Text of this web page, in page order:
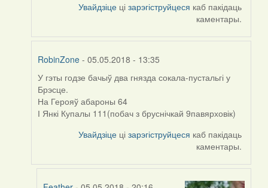
Feather
Увайдзіце цізарэгіструйцеся каб пакідаць
каментары.
RobinZone - 05.05.2018 - 13:35
In
reply
to
by
У гэты годзе бачыў два гнязда сокала-пустальгі у
Брэсце.
На Герояў абароны 64
І Янкі Купалы 111(побач з бруснічкай 9павярховік)
Увайдзіце цізарэгіструйцеся каб пакідаць
каментары.